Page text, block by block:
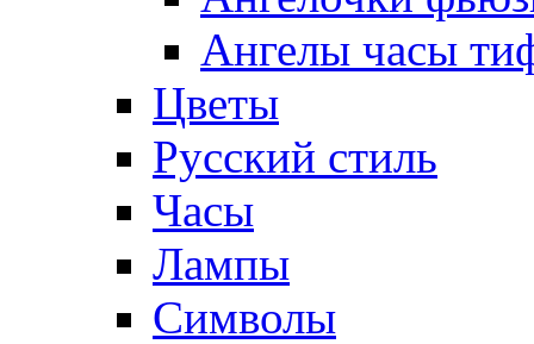
Ангелы часы
Цветы
Русский стиль
Часы
Лампы
Символы